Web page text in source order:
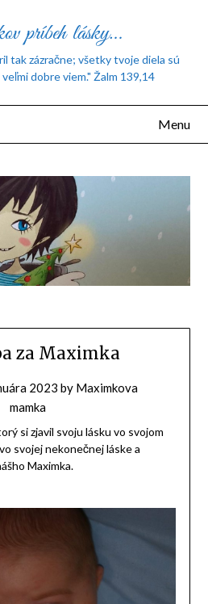
príbeh lásky…
tak zázračne; všetky tvoje diela sú
dobre viem." Žalm 139,14
Menu
za Maximka
2023 by Maximkova
mamka
si zjavil svoju lásku vo svojom
svojej nekonečnej láske a
Maximka.